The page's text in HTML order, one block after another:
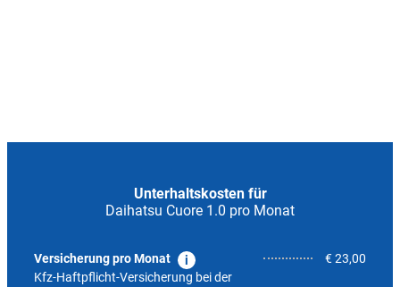
Unterhaltskosten für
Daihatsu Cuore 1.0 pro Monat
Versicherung pro Monat
Kfz-Haftpflicht-Versicherung bei der
€ 23,00